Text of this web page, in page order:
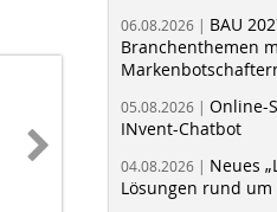
06.08.2026 | BAU
Branchenthemen
05.08.2026 | Online-
INvent-Chatbot
04.08.2026 | Neues
Lösungen rund